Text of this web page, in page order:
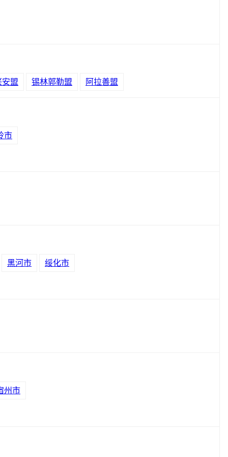
安盟 锡林郭勒盟 阿拉善盟
市
黑河市 绥化市
州市